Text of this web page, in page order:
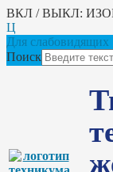
ВКЛ / ВЫКЛ:
Ц
Для слабовидящих
Поиск